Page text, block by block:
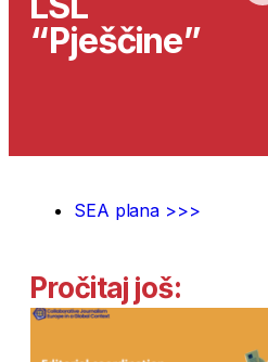
“Pješčine”
SEA plana >>>
Pročitaj još: